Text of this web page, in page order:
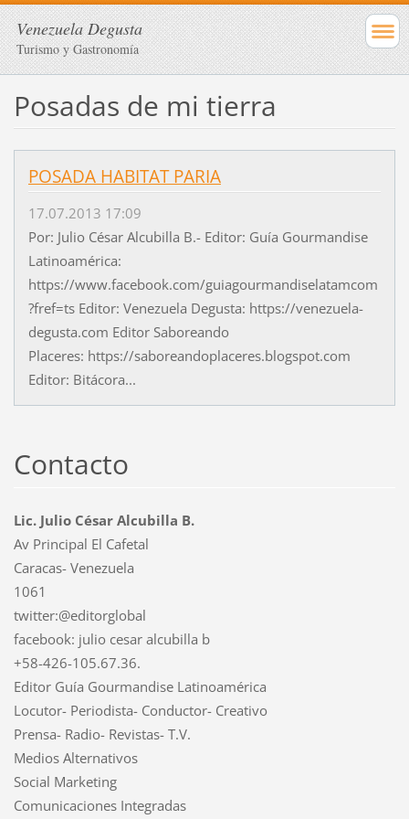
Venezuela Degusta
Turismo y Gastronomía
Posadas de mi tierra
POSADA HABITAT PARIA
17.07.2013 17:09
Por: Julio César Alcubilla B.- Editor: Guía Gourmandise
Latinoamérica:
https://www.facebook.com/guiagourmandiselatamcom
?fref=ts Editor: Venezuela Degusta: https://venezuela-
degusta.com Editor Saboreando
Placeres: https://saboreandoplaceres.blogspot.com
Editor: Bitácora...
Contacto
Lic. Julio César Alcubilla B.
Av Principal El Cafetal
Caracas- Venezuela
1061
twitter:@editorglobal
facebook: julio cesar alcubilla b
+58-426-105.67.36.
Editor Guía Gourmandise Latinoamérica
Locutor- Periodista- Conductor- Creativo
Prensa- Radio- Revistas- T.V.
Medios Alternativos
Social Marketing
Comunicaciones Integradas